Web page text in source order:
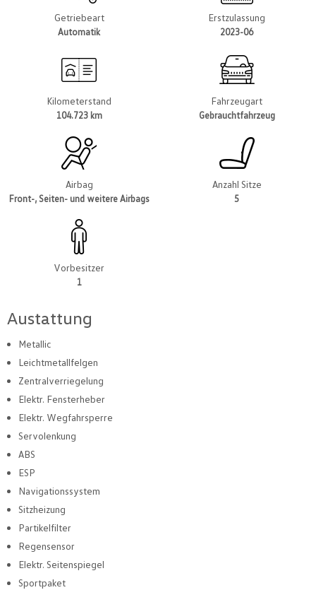
Getriebeart
Automatik
Erstzulassung
2023-06
Kilometerstand
104.723 km
Fahrzeugart
Gebrauchtfahrzeug
Airbag
Front-, Seiten- und weitere Airbags
Anzahl Sitze
5
Vorbesitzer
1
Austattung
Metallic
Leichtmetallfelgen
Zentralverriegelung
Elektr. Fensterheber
Elektr. Wegfahrsperre
Servolenkung
ABS
ESP
Navigationssystem
Sitzheizung
Partikelfilter
Regensensor
Elektr. Seitenspiegel
Sportpaket